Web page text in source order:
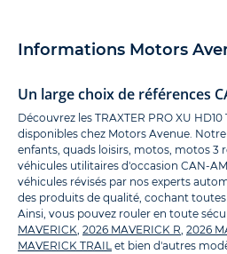
Informations Motors
Un large choix de références
Découvrez les TRAXTER PRO XU
disponibles chez Motors Avenue.
enfants, quads loisirs, motos, motos 3
véhicules utilitaires d'occasion CAN-
véhicules révisés par nos experts
des produits de qualité, cochant toutes
Ainsi, vous pouvez rouler en toute
MAVERICK, 2026 MAVERICK R, 2026
MAVERICK TRAIL et bien d'autres